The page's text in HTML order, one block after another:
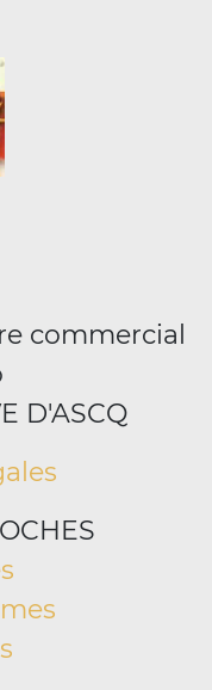
commercial
D'ASCQ